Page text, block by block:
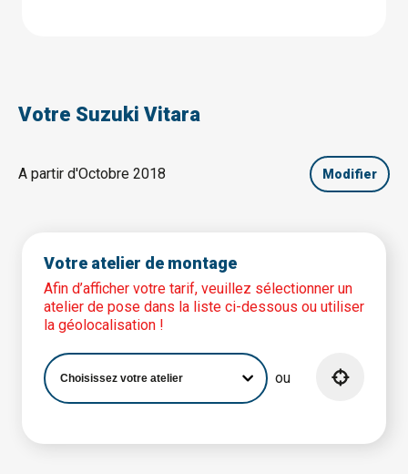
Votre Suzuki Vitara
A partir d'Octobre 2018 Modifier
Votre atelier de montage
Afin d’afficher votre tarif, veuillez sélectionner un
atelier de pose dans la liste ci-dessous ou utiliser
la géolocalisation !
ou